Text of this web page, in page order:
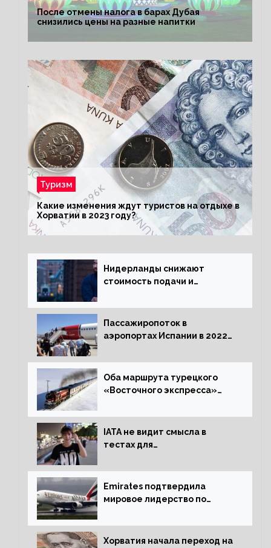
После отмены налога в барах Дубая
снизились цены на разные напитки
Туризм
Какие изменения ждут туристов на отдыхе в
Хорватии в 2023 году?
Нидерланды снижают
стоимость подачи и
жительство
Пассажиропоток в
аэропортах Испании в 2022
процентов
Оба маршрута турецкого
«Восточного экспресса»
IATA не видит смысла в
тестах для
Emirates подтвердила
мировое лидерство по
Хорватия начала переход на